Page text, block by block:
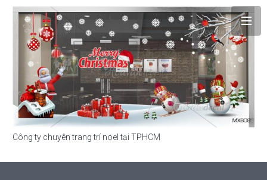
Công ty chuyên trang trí noel tại TPHCM